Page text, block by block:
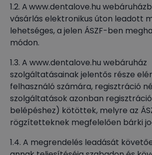
1.2. Awww.dentalove.hu
vásárlás elektronikus úton leadott
lehetséges, a jelen ÁSZF-ben
módon.
1.3. A www.dentalove.hu webáruház
szolgáltatásainak jelentős része
felhasználó számára, regisztráció
szolgáltatások azonban
belépéshez) kötöttek, melyre az
rögzítetteknek megfelelően bárki
1.4. A megrendelés leadását